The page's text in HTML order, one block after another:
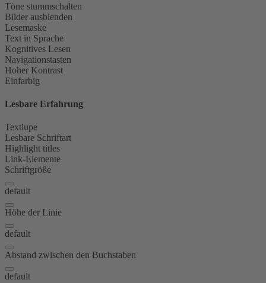
Töne stummschalten
Bilder ausblenden
Lesemaske
Text in Sprache
Kognitives Lesen
Navigationstasten
Hoher Kontrast
Einfarbig
Lesbare Erfahrung
Textlupe
Lesbare Schriftart
Highlight titles
Link-Elemente
Schriftgröße
default
Höhe der Linie
default
Abstand zwischen den Buchstaben
default